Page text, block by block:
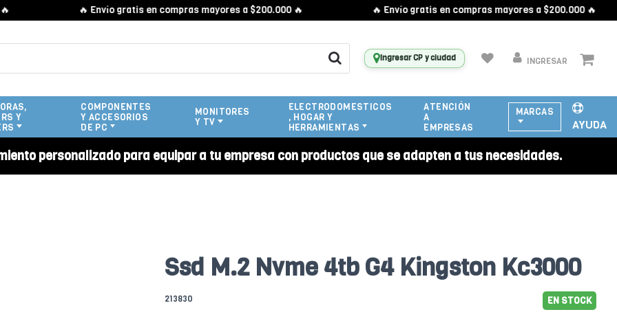
🔥 Envío gratis en compras mayores a $200.000 🔥 🔥 Envío gratis en compras mayores a $200.000 🔥
Ingresar CP y ciudad INGRESAR
Y
COMPONENTES
Y ACCESORIOS
DE PC
MONITORES
Y TV
ELECTRODOMESTICOS
, HOGAR Y
HERRAMIENTAS
ATENCIÓN
A
EMPRESAS
MARCAS
AYUDA
personalizado para equipar a tu empresa con productos que se adapten a tus necesidades.
Ssd M.2 Nvme 4tb G4 Kingston Kc3000
213830 EN STOCK